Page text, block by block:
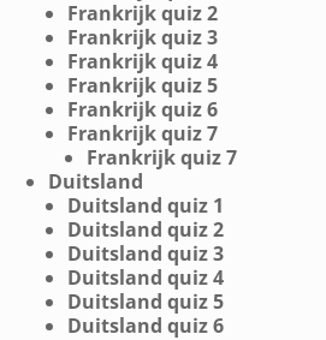
Frankrijk quiz 2
Frankrijk quiz 3
Frankrijk quiz 4
Frankrijk quiz 5
Frankrijk quiz 6
Frankrijk quiz 7
Frankrijk quiz 7
Duitsland
Duitsland quiz 1
Duitsland quiz 2
Duitsland quiz 3
Duitsland quiz 4
Duitsland quiz 5
Duitsland quiz 6